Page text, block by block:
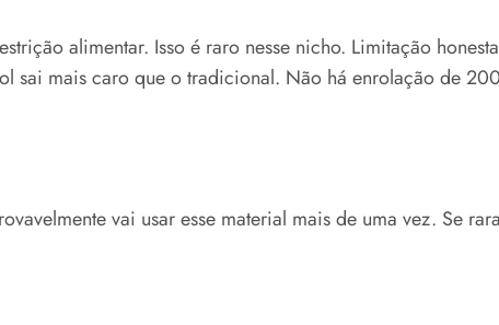
alimentar. Isso é raro nesse nicho. Limitação
sai mais caro que o tradicional. Não há enrolação de
vai usar esse material mais de uma vez. Se